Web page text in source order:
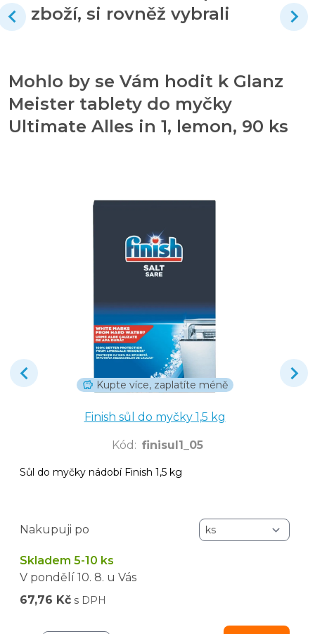
zboží, si rovněž vybrali
Mohlo by se Vám hodit k Glanz
Meister tablety do myčky
Ultimate Alles in 1, lemon, 90 ks
Kupte více, zaplatíte méně
Finish sůl do myčky 1,5 kg
Kód : finisul1_05
Sůl do myčky nádobí Finish 1,5 kg
Nakupuji po
Skladem 5-10 ks
V pondělí 10. 8. u Vás
67,76 Kč s DPH